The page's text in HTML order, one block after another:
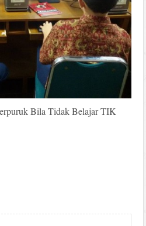
Bila Tidak Belajar TIK